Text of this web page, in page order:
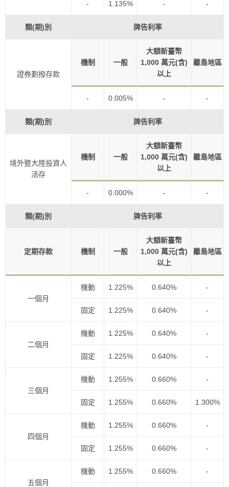
- 1.135% - -
類(期)別 牌告利率
證券劃撥存款
機制 一般
大額新臺幣
1,000 萬元(含)
以上
離島地區
- 0.005% - -
類(期)別 牌告利率
境外暨大陸投資人
活存
機制 一般
大額新臺幣
1,000 萬元(含)
以上
離島地區
- 0.000% - -
類(期)別 牌告利率
定期存款 機制 一般
大額新臺幣
1,000 萬元(含)
以上
離島地區
一個月
機動 1.225% 0.640% -
固定 1.225% 0.640% -
二個月
機動 1.225% 0.640% -
固定 1.225% 0.640% -
三個月
機動 1.255% 0.660% -
固定 1.255% 0.660% 1.300%
四個月
機動 1.255% 0.660% -
固定 1.255% 0.660% -
五個月
機動 1.255% 0.660% -